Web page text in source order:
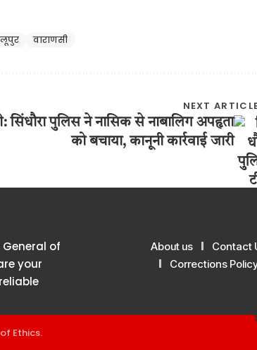
वाराणसी
NEXT
सिंधौरा पुलिस ने नासिक से नाबालिग अपहृता
को बचाया, कानूनी कार्रवाई जारी
of
your
About us Contact
Corrections
Ethics.